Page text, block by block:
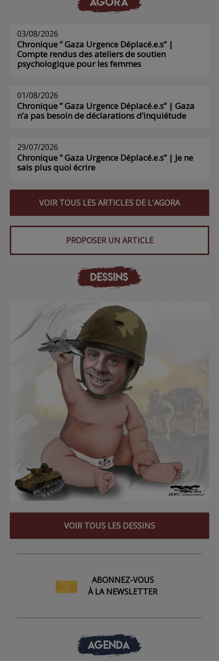
03/08/2026
Chronique ” Gaza Urgence Déplacé.e.s” |
Compte rendus des ateliers de soutien
psychologique pour les femmes
01/08/2026
Chronique ” Gaza Urgence Déplacé.e.s” | Gaza
n’a pas besoin de déclarations d’inquiétude
29/07/2026
Chronique ” Gaza Urgence Déplacé.e.s” | Je ne
sais plus quoi écrire
VOIR TOUS LES ARTICLES DE L'AGORA
PROPOSER UN ARTICLE
DESSINS
VOIR TOUS LES DESSINS
ABONNEZ-VOUS
À LA NEWSLETTER
AGENDA